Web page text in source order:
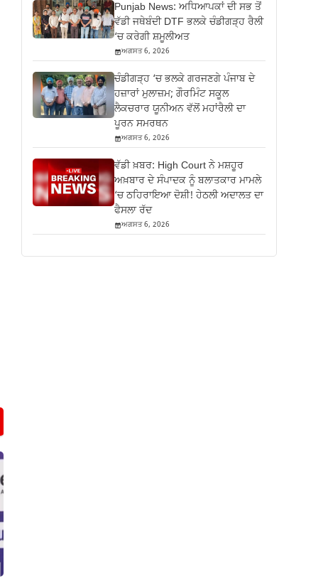
Punjab News: ਅਧਿਆਪਕਾਂ ਦੀ ਸਭ ਤੋਂ
ਵੱਡੀ ਜਥੇਬੰਦੀ DTF ਭਲਕੇ ਚੰਡੀਗੜ੍ਹ ਰੈਲੀ
‘ਚ ਕਰੇਗੀ ਸ਼ਮੂਲੀਅਤ
ਅਗਸਤ 6, 2026
ਚੰਡੀਗੜ੍ਹ ‘ਚ ਭਲਕੇ ਗਰਜਣਗੇ ਪੰਜਾਬ ਦੇ
ਹਜ਼ਾਰਾਂ ਮੁਲਾਜ਼ਮ; ਗੌਰਮਿੰਟ ਸਕੂਲ
ਲੈਕਚਰਾਰ ਯੂਨੀਅਨ ਵੱਲੋਂ ਮਹਾਂਰੈਲੀ ਦਾ
ਪੂਰਨ ਸਮਰਥਨ
ਅਗਸਤ 6, 2026
ਵੱਡੀ ਖ਼ਬਰ: High Court ਨੇ ਮਸ਼ਹੂਰ
ਅਖ਼ਬਾਰ ਦੇ ਸੰਪਾਦਕ ਨੂੰ ਬਲਾਤਕਾਰ ਮਾਮਲੇ
‘ਚ ਠਹਿਰਾਇਆ ਦੋਸ਼ੀ! ਹੇਠਲੀ ਅਦਾਲਤ ਦਾ
ਫੈਸਲਾ ਰੱਦ
ਅਗਸਤ 6, 2026